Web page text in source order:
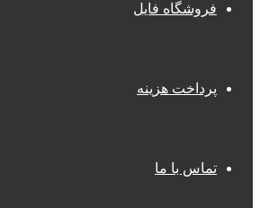
فروشگاه فایل
پرداخت هزینه
تماس با ما